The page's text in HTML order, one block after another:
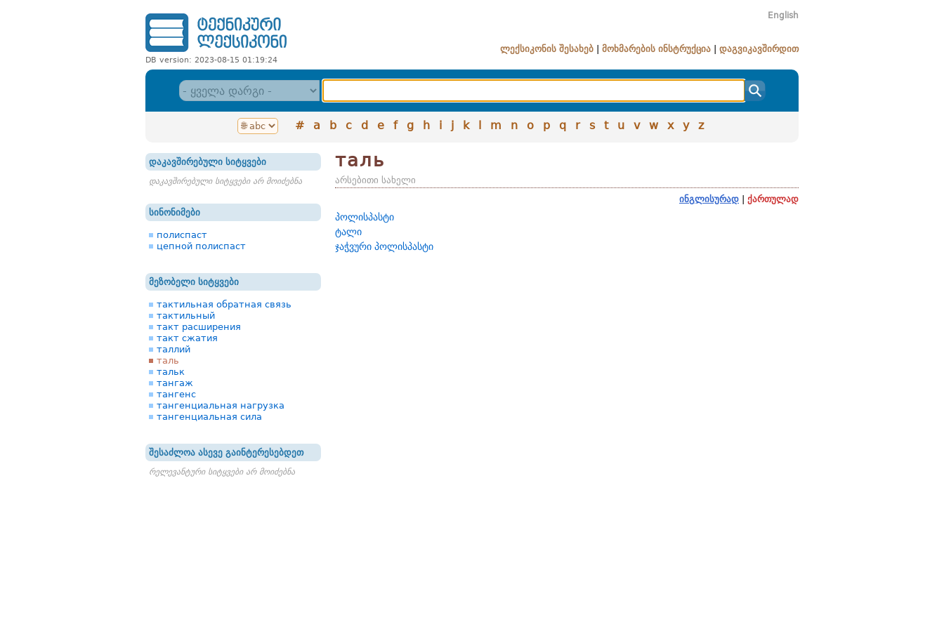
DB version: 2023-08-15 01:19:24
English
ლექსიკონის შესახებ მოხმარების ინსტრუქცია დაგვიკავშირდით
# a b c d e f g h i j k l m n o p q r s t u v w x y z
დაკავშირებული სიტყვები
დაკავშირებული სიტყვები არ მოიძებნა
სინონიმები
полиспаст
цепной полиспаст
მეზობელი სიტყვები
тактильная обратная связь
тактильный
такт расширения
такт сжатия
таллий
таль
тальк
тангаж
тангенс
тангенциальная нагрузка
тангенциальная сила
შესაძლოა ასევე გაინტერესებდეთ
რელევანტური სიტყვები არ მოიძებნა
таль
არსებითი სახელი
ინგლისურად
ქართულად
პოლისპასტი
ტალი
ჯაჭვური პოლისპასტი